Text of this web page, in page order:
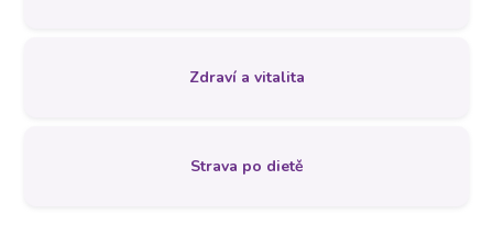
Zdraví a vitalita
Strava po dietě